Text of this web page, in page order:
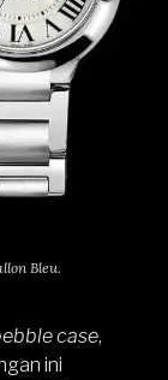
Bleu.
case,
ini